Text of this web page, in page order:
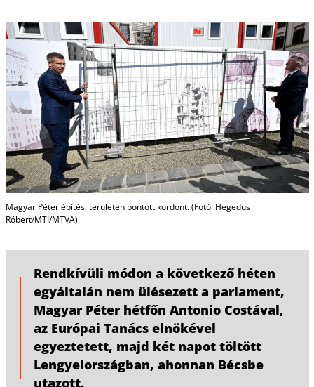
Magyar Péter építési területen bontott kordont. (Fotó: Hegedüs
Róbert/MTI/MTVA)
Rendkívüli módon a következő héten
egyáltalán nem ülésezett a parlament,
Magyar Péter hétfőn Antonio Costával,
az Európai Tanács elnökével
egyeztetett, majd két napot töltött
Lengyelországban, ahonnan Bécsbe
utazott.